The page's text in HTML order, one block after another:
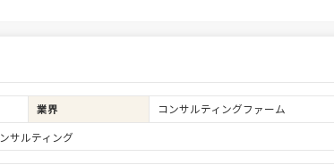
業界
コンサルティングファーム
サルティング